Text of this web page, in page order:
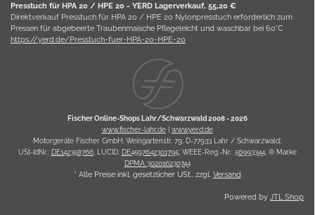
Presstuch für HPA 20 / HPE 20 - YERD Lagerverkauf, 55,20 €
Direktverkauf Presstuch für HPA 20 / HPE 20 Nylonpresstuch erforderlich zum
Pressen für abgebeerte Traubenmaische Pflegeleicht und waschbar bei 60°C
https://yerd.de/Presstuch-fuer-HPA-20-HPE-20
Fischer Online-Shops Lahr/Schwarzwald 2008 -2026
www.fischer-lahr.de| www.yerd.de
Motorgeräte Fischer GmbH; Weingartenstr. 79; D-77933 Lahr / Schwarzwald;
USt-IdNr.: DE142358766; LUCID: DE4597642301795; WEEE-Reg.-Nr.: 56993344, ® Marke
DPMA 302016230744
* Alle Preise inkl. gesetzlicher USt., zzgl. Versand
Powered byJTL Shop